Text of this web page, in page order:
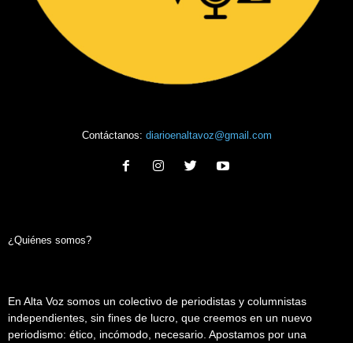
Contáctanos: diarioenaltavoz@gmail.com
¿Quiénes somos?
En Alta Voz somos un colectivo de periodistas y columnistas
independientes, sin fines de lucro, que creemos en un nuevo
periodismo: ético, incómodo, necesario. Apostamos por una